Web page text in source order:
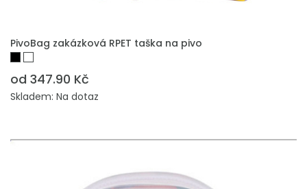
PŘIDAT DO POPTÁVKY
PivoBag zakázková RPET taška na pivo
od 347.90 Kč
Skladem: Na dotaz